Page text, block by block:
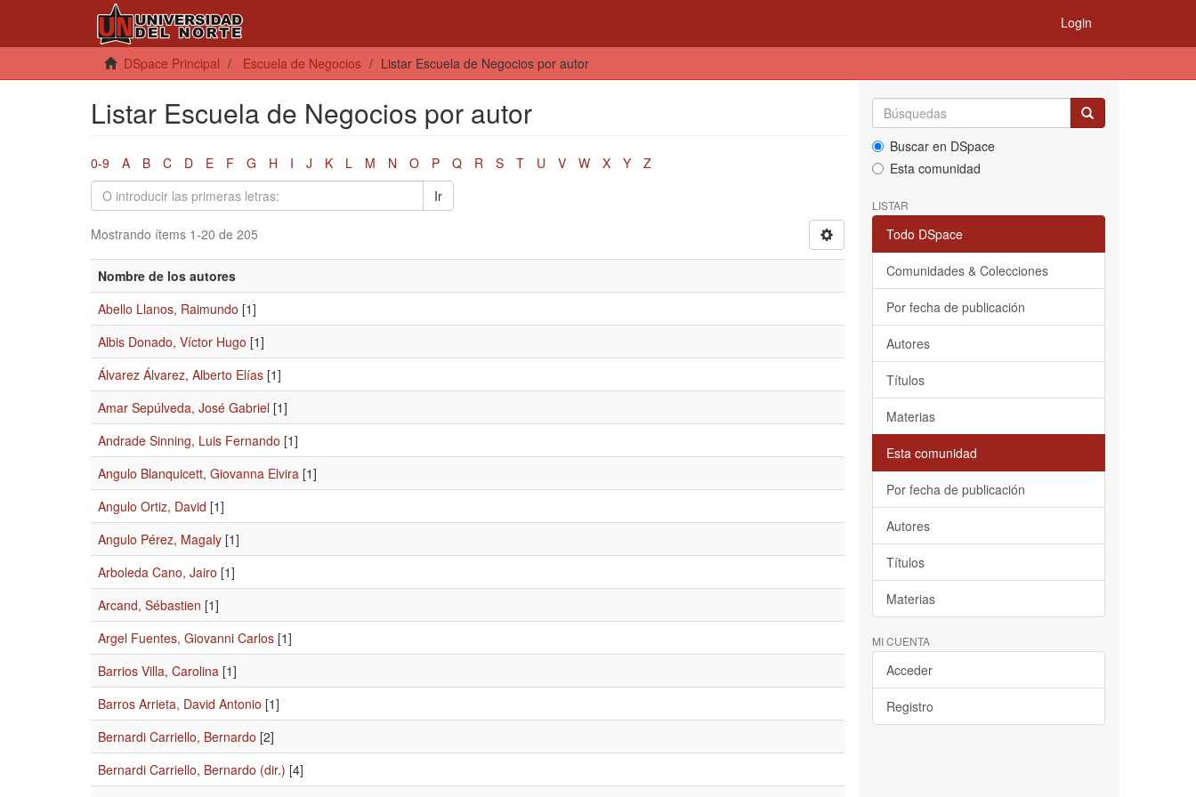
Login
DSpace Principal Escuela de Negocios Listar Escuela de Negocios por autor
Listar Escuela de Negocios por autor
0-9 A B C D E F G H I J K L M N O P Q R S T U V W X Y
Z
Ir
Mostrando ítems 1-20 de 205
Nombre de los autores
Abello Llanos, Raimundo [1]
Albis Donado, Víctor Hugo [1]
Álvarez Álvarez, Alberto Elías [1]
Amar Sepúlveda, José Gabriel [1]
Andrade Sinning, Luis Fernando [1]
Angulo Blanquicett, Giovanna Elvira [1]
Angulo Ortiz, David [1]
Angulo Pérez, Magaly [1]
Arboleda Cano, Jairo [1]
Arcand, Sébastien [1]
Argel Fuentes, Giovanni Carlos [1]
Barrios Villa, Carolina [1]
Barros Arrieta, David Antonio [1]
Bernardi Carriello, Bernardo [2]
Bernardi Carriello, Bernardo (dir.) [4]
Buscar en DSpace
Esta comunidad
LISTAR
Todo DSpace
Comunidades & Colecciones
Por fecha de publicación
Autores
Títulos
Materias
Esta comunidad
Por fecha de publicación
Autores
Títulos
Materias
MI CUENTA
Acceder
Registro